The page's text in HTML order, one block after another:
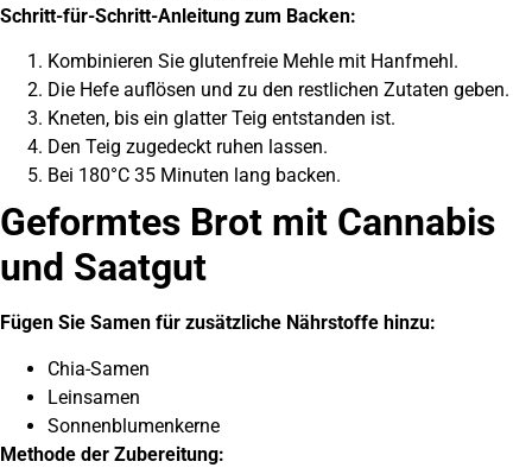
Schritt-für-Schritt-Anleitung zum Backen:
Kombinieren Sie glutenfreie Mehle mit Hanfmehl.
Die Hefe auflösen und zu den restlichen Zutaten geben.
Kneten, bis ein glatter Teig entstanden ist.
Den Teig zugedeckt ruhen lassen.
Bei 180°C 35 Minuten lang backen.
Geformtes Brot mit Cannabis
und Saatgut
Fügen Sie Samen für zusätzliche Nährstoffe hinzu:
Chia-Samen
Leinsamen
Sonnenblumenkerne
Methode der Zubereitung: